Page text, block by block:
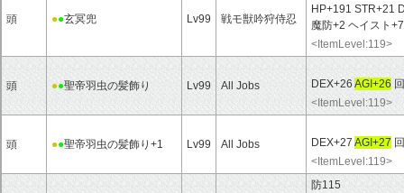
頭 ●●玄冥兜 Lv99 戦モ獣吟狩侍忍
HP+191 STR+21
魔防+2 ヘイスト
<ItemLevel:119>
頭 ●●聖帝羽虫の髪飾り Lv99 All Jobs DEX+26AGI+26
<ItemLevel:119>
頭 ●●聖帝羽虫の髪飾り+1 Lv99 All Jobs DEX+27 AGI+27
<ItemLevel:119>
防115